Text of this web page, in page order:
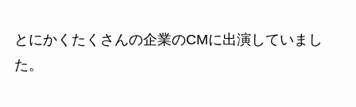
とにかくたくさんの企業のCMに出演していまし
た。